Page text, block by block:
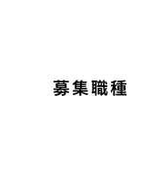
募集職種